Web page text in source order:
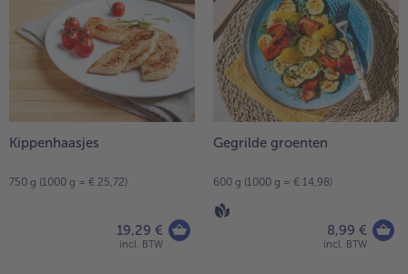
- 5 € bij aankoop van 7 maaltijden naar keuze
Kippenhaasjes
750 g (1000 g = € 25,72)
19,29 €
incl. BTW
Gegrilde groenten
600 g (1000 g = € 14,98)
8,99 €
incl. BTW